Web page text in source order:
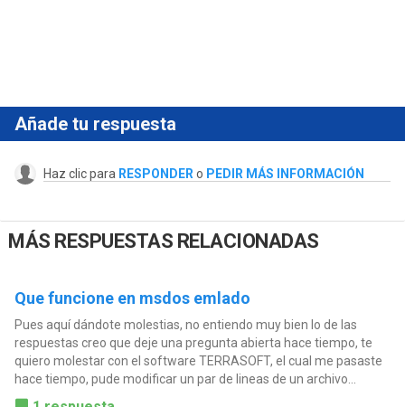
Añade tu respuesta
Haz clic para RESPONDER o PEDIR MÁS INFORMACIÓN
MÁS RESPUESTAS RELACIONADAS
Que funcione en msdos emlado
Pues aquí dándote molestias, no entiendo muy bien lo de las
respuestas creo que deje una pregunta abierta hace tiempo, te
quiero molestar con el software TERRASOFT, el cual me pasaste
hace tiempo, pude modificar un par de lineas de un archivo...